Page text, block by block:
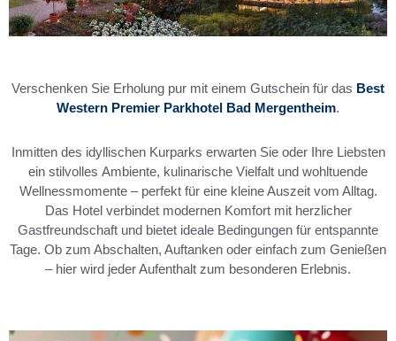
Verschenken Sie Erholung pur mit einem Gutschein für das Best
Western Premier Parkhotel Bad Mergentheim.
Inmitten des idyllischen Kurparks erwarten Sie oder Ihre Liebsten
ein stilvolles Ambiente, kulinarische Vielfalt und wohltuende
Wellnessmomente – perfekt für eine kleine Auszeit vom Alltag.
Das Hotel verbindet modernen Komfort mit herzlicher
Gastfreundschaft und bietet ideale Bedingungen für entspannte
Tage. Ob zum Abschalten, Auftanken oder einfach zum Genießen
– hier wird jeder Aufenthalt zum besonderen Erlebnis.